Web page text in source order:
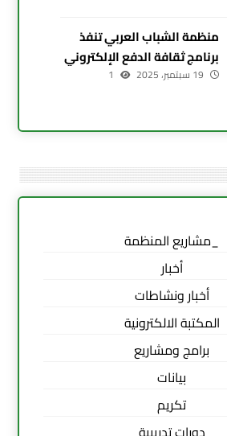
منظمة الشباب العربي تنفذ
برنامج ثقافة الدفع الإلكتروني
في زاخو بمشاركة 20 شابًا
19 سبتمبر، 2025 1
_مشاريع المنظمة
أخبار
أخبار ونشاطات
المكتبة الالكترونية
برامج ومشاريع
بيانات
تكريم